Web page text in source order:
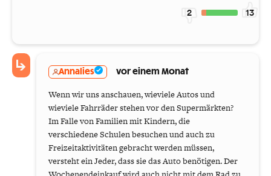
2 13
Annalies vor einem Monat
Wenn wir uns anschauen, wieviele Autos und
wieviele Fahrräder stehen vor den Supermärkten?
Im Falle von Familien mit Kindern, die
verschiedene Schulen besuchen und auch zu
Freizeitaktivitäten gebracht werden müssen,
versteht ein Jeder, dass sie das Auto benötigen. Der